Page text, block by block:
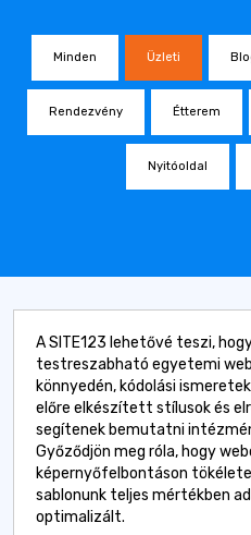
Minden Üzleti
Rendezvény Étterem
Nyitóoldal
A SITE123 lehetővé teszi,
testreszabható egyetemi
könnyedén, kódolási
előre elkészített stílusok és
segítenek bemutatni
Győződjön meg róla, hogy
képernyőfelbontáson
sablonunk teljes mértékben
optimalizált.